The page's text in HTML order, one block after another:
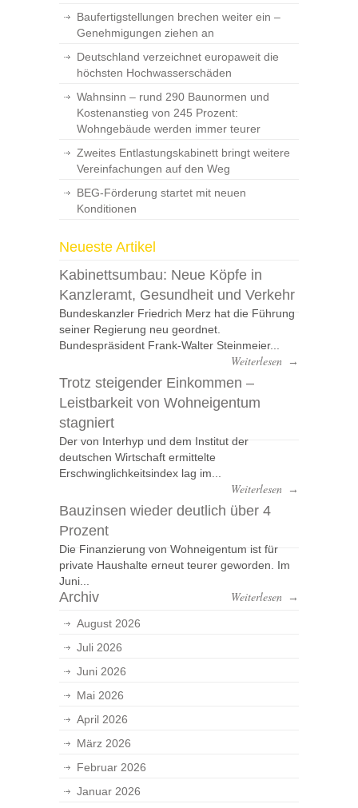
Baufertigstellungen brechen weiter ein –
Genehmigungen ziehen an
Deutschland verzeichnet europaweit die
höchsten Hochwasserschäden
Wahnsinn – rund 290 Baunormen und
Kostenanstieg von 245 Prozent:
Wohngebäude werden immer teurer
Zweites Entlastungskabinett bringt weitere
Vereinfachungen auf den Weg
BEG-Förderung startet mit neuen
Konditionen
Neueste Artikel
Kabinettsumbau: Neue Köpfe in
Kanzleramt, Gesundheit und Verkehr
Bundeskanzler Friedrich Merz hat die Führung
seiner Regierung neu geordnet.
Bundespräsident Frank-Walter Steinmeier...
Weiterlesen →
Trotz steigender Einkommen –
Leistbarkeit von Wohneigentum
stagniert
Der von Interhyp und dem Institut der
deutschen Wirtschaft ermittelte
Erschwinglichkeitsindex lag im...
Weiterlesen →
Bauzinsen wieder deutlich über 4
Prozent
Die Finanzierung von Wohneigentum ist für
private Haushalte erneut teurer geworden. Im
Juni...
Weiterlesen →
Archiv
August 2026
Juli 2026
Juni 2026
Mai 2026
April 2026
März 2026
Februar 2026
Januar 2026